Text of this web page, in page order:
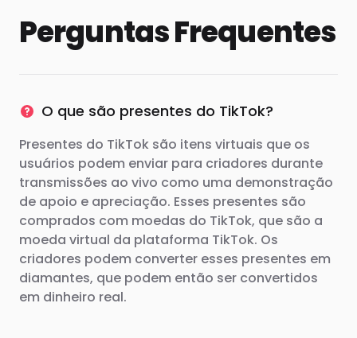
Perguntas Frequentes
O que são presentes do TikTok?
Presentes do TikTok são itens virtuais que os
usuários podem enviar para criadores durante
transmissões ao vivo como uma demonstração
de apoio e apreciação. Esses presentes são
comprados com moedas do TikTok, que são a
moeda virtual da plataforma TikTok. Os
criadores podem converter esses presentes em
diamantes, que podem então ser convertidos
em dinheiro real.